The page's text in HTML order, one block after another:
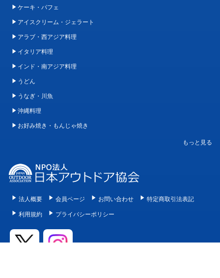
ケーキ・パフェ
アイスクリーム・ジェラート
アラブ・西アジア料理
イタリア料理
インド・南アジア料理
うどん
うなぎ・川魚
沖縄料理
お好み焼き・もんじゃ焼き
法人概要 会員ページ お問い合わせ
特定商取引法表記
利用規約
プライバシーポリシー